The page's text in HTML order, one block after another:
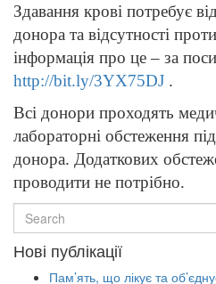
Здавання крові потребує
донора та відсутності
інформація про це – за
http://bit.ly/3YX75DJ .
Всі донори проходять
лабораторні обстеження
донора. Додаткових
проводити не потрібно.
Нові публікації
Пам’ять, що лікує та